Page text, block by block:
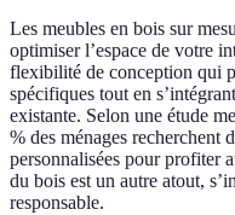
Les meubles en bois sur
optimiser l’espace de votre
flexibilité de conception qui
spécifiques tout en
existante. Selon une étude
% des ménages recherchent
personnalisées pour profiter
du bois est un autre atout,
responsable.